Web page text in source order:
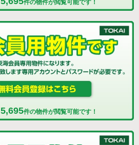
件の物件が閲覧可能です！
5,695件の物件が閲覧可能です！